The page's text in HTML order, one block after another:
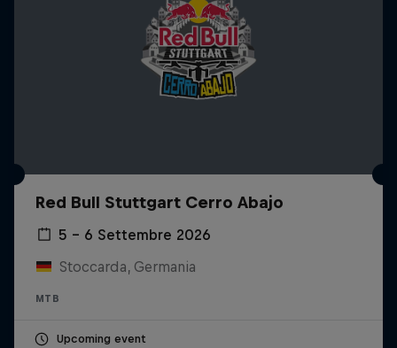
Red Bull Stuttgart Cerro Abajo
5 – 6 Settembre 2026
Stoccarda, Germania
MTB
Upcoming event